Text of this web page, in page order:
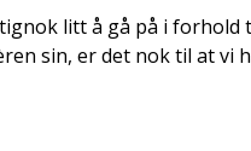
litt å gå på i forhold
sin, er det nok til at vi